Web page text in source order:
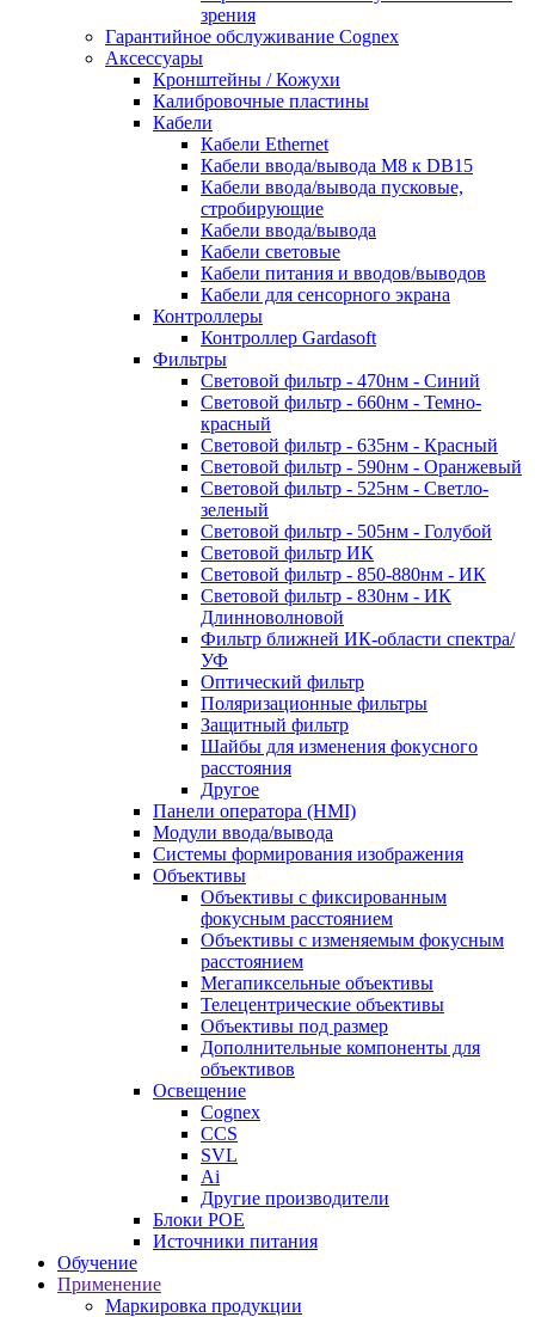
зрения
Гарантийное обслуживание Cognex
Аксессуары
Кронштейны / Кожухи
Калибровочные пластины
Кабели
Кабели Ethernet
Кабели ввода/вывода M8 к DB15
Кабели ввода/вывода пусковые,
стробирующие
Кабели ввода/вывода
Кабели световые
Кабели питания и вводов/выводов
Кабели для сенсорного экрана
Контроллеры
Контроллер Gardasoft
Фильтры
Световой фильтр - 470нм - Синий
Световой фильтр - 660нм - Темно-
красный
Световой фильтр - 635нм - Красный
Световой фильтр - 590нм - Оранжевый
Световой фильтр - 525нм - Светло-
зеленый
Световой фильтр - 505нм - Голубой
Световой фильтр ИК
Световой фильтр - 850-880нм - ИК
Световой фильтр - 830нм - ИК
Длинноволновой
Фильтр ближней ИК-области спектра/
УФ
Оптический фильтр
Поляризационные фильтры
Защитный фильтр
Шайбы для изменения фокусного
расстояния
Другое
Панели оператора (HMI)
Модули ввода/вывода
Системы формирования изображения
Объективы
Объективы с фиксированным
фокусным расстоянием
Объективы с изменяемым фокусным
расстоянием
Мегапиксельные объективы
Телецентрические объективы
Объективы под размер
Дополнительные компоненты для
объективов
Освещение
Cognex
CCS
SVL
Ai
Другие производители
Блоки POE
Источники питания
Обучение
Применение
Маркировка продукции